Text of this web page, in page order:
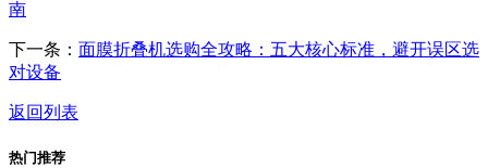
南
下一条： 面膜折叠机选购全攻略：五大核心标准，避开误区选
对设备
返回列表
热门推荐